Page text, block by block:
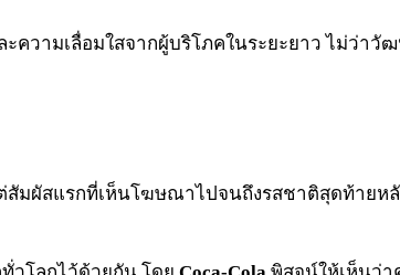
วามเลื่อมใสจากผู้บริโภคในระยะยาว ไม่ว่าวั
ผัสแรกที่เห็นโฆษณาไปจนถึงรสชาติสุดท้ายหลั